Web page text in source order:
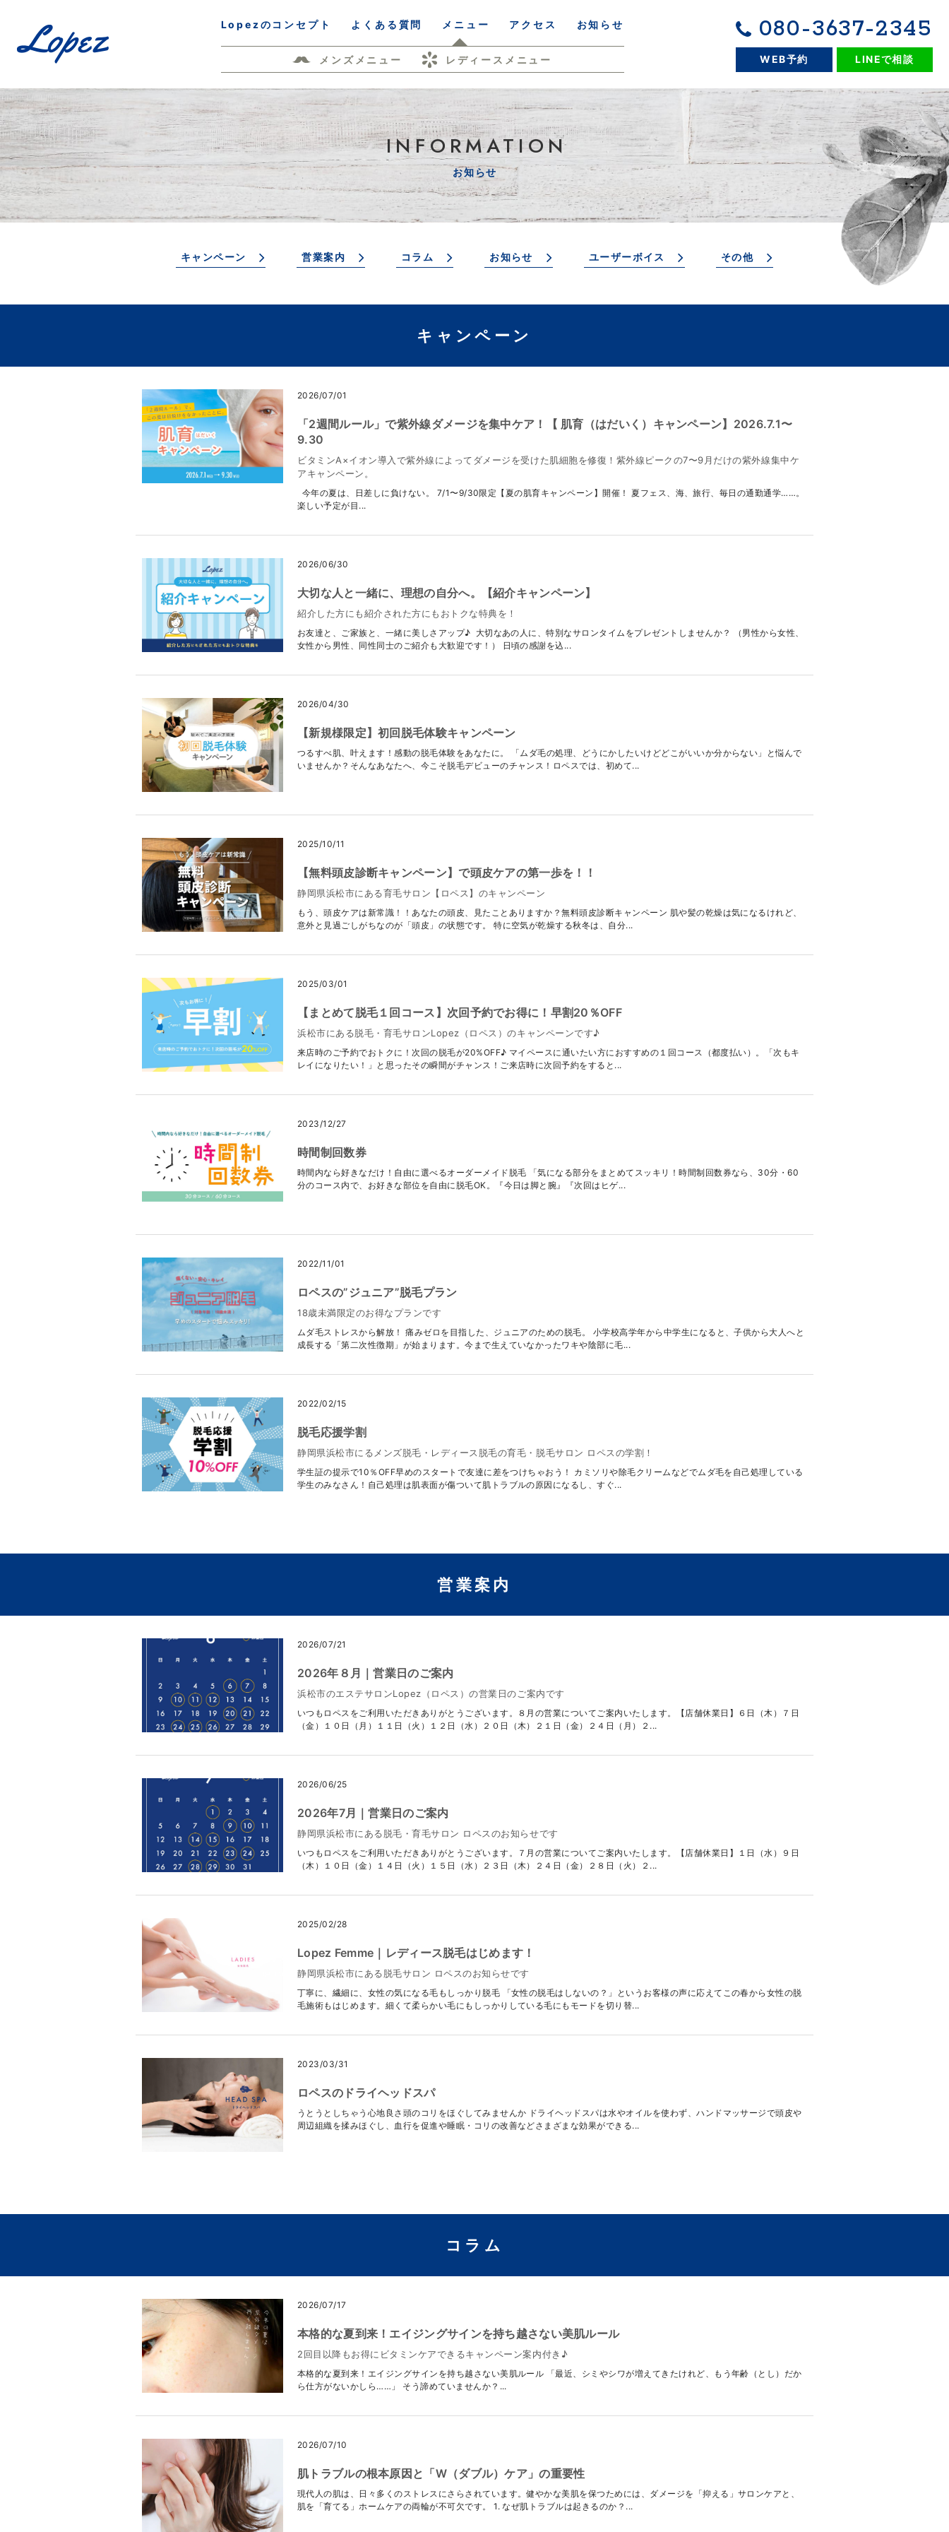
Lopezのコンセプト よくある質問 メニュー
メンズメニュー レディースメニュー
アクセス お知らせ 080-3637-2345
WEB予約 LINEで相談
INFORMATION
お知らせ
キャンペーン 営業案内 コラム お知らせ ユーザーボイス その他
キャンペーン
2026/07/01
「2週間ルール」で紫外線ダメージを集中ケア！【 肌育（はだいく）キャンペーン】2026.7.1〜
9.30
ビタミンA×イオン導入で紫外線によってダメージを受けた肌細胞を修復！紫外線ピークの7〜9月だけの紫外線集中ケ
アキャンペーン。
今年の夏は、日差しに負けない。 7/1〜9/30限定【夏の肌育キャンペーン】開催！ 夏フェス、海、旅行、毎日の通勤通学……。
楽しい予定が目...
2026/06/30
大切な人と一緒に、理想の自分へ。【紹介キャンペーン】
紹介した方にも紹介された方にもおトクな特典を！
お友達と、ご家族と、一緒に美しさアップ♪ 大切なあの人に、特別なサロンタイムをプレゼントしませんか？ （男性から女性、
女性から男性、同性同士のご紹介も大歓迎です！） 日頃の感謝を込...
2026/04/30
【新規様限定】初回脱毛体験キャンペーン
つるすべ肌、叶えます！感動の脱毛体験をあなたに。 「ムダ毛の処理、どうにかしたいけどどこがいいか分からない」と悩んで
いませんか？そんなあなたへ、今こそ脱毛デビューのチャンス！ロペスでは、初めて...
2025/10/11
【無料頭皮診断キャンペーン】で頭皮ケアの第一歩を！！
静岡県浜松市にある育毛サロン【ロペス】のキャンペーン
もう、頭皮ケアは新常識！！あなたの頭皮、見たことありますか？無料頭皮診断キャンペーン 肌や髪の乾燥は気になるけれど、
意外と見過ごしがちなのが「頭皮」の状態です。 特に空気が乾燥する秋冬は、自分...
2025/03/01
【まとめて脱毛１回コース】次回予約でお得に！早割20％OFF
浜松市にある脱毛・育毛サロンLopez（ロペス）のキャンペーンです♪
来店時のご予約でおトクに！次回の脱毛が20%OFF♪ マイペースに通いたい方におすすめの１回コース（都度払い）。「次もキ
レイになりたい！」と思ったその瞬間がチャンス！ご来店時に次回予約をすると...
2023/12/27
時間制回数券
時間内なら好きなだけ！自由に選べるオーダーメイド脱毛 「気になる部分をまとめてスッキリ！時間制回数券なら、30分・60
分のコース内で、お好きな部位を自由に脱毛OK。『今日は脚と腕』『次回はヒゲ...
2022/11/01
ロペスの”ジュニア”脱毛プラン
18歳未満限定のお得なプランです
ムダ毛ストレスから解放！ 痛みゼロを目指した、ジュニアのための脱毛。 小学校高学年から中学生になると、子供から大人へと
成長する「第二次性徴期」が始まります。今まで生えていなかったワキや陰部に毛...
2022/02/15
脱毛応援学割
静岡県浜松市にるメンズ脱毛・レディース脱毛の育毛・脱毛サロン ロペスの学割！
学生証の提示で10％OFF早めのスタートで友達に差をつけちゃおう！ カミソリや除毛クリームなどでムダ毛を自己処理している
学生のみなさん！自己処理は肌表面が傷ついて肌トラブルの原因になるし、すぐ...
営業案内
2026/07/21
2026年８月｜営業日のご案内
浜松市のエステサロンLopez（ロペス）の営業日のご案内です
いつもロペスをご利用いただきありがとうございます。８月の営業についてご案内いたします。【店舗休業日】６日（木）７日
（金）１０日（月）１１日（火）１２日（水）２０日（木）２１日（金）２４日（月）２...
2026/06/25
2026年7月｜営業日のご案内
静岡県浜松市にある脱毛・育毛サロン ロペスのお知らせです
いつもロペスをご利用いただきありがとうございます。７月の営業についてご案内いたします。【店舗休業日】１日（水）９日
（木）１０日（金）１４日（火）１５日（水）２３日（木）２４日（金）２８日（火）２...
2025/02/28
Lopez Femme｜レディース脱毛はじめます！
静岡県浜松市にある脱毛サロン ロペスのお知らせです
丁寧に、繊細に、女性の気になる毛もしっかり脱毛 「女性の脱毛はしないの？」というお客様の声に応えてこの春から女性の脱
毛施術もはじめます。細くて柔らかい毛にもしっかりしている毛にもモードを切り替...
2023/03/31
ロペスのドライヘッドスパ
うとうとしちゃう心地良さ頭のコリをほぐしてみませんか ドライヘッドスパは水やオイルを使わず、ハンドマッサージで頭皮や
周辺組織を揉みほぐし、血行を促進や睡眠・コリの改善などさまざまな効果ができる...
コラム
2026/07/17
本格的な夏到来！エイジングサインを持ち越さない美肌ルール
2回目以降もお得にビタミンケアできるキャンペーン案内付き♪
本格的な夏到来！エイジングサインを持ち越さない美肌ルール 「最近、シミやシワが増えてきたけれど、もう年齢（とし）だか
ら仕方がないかしら……」 そう諦めていませんか？...
2026/07/10
肌トラブルの根本原因と「W（ダブル）ケア」の重要性
現代人の肌は、日々多くのストレスにさらされています。健やかな美肌を保つためには、ダメージを「抑える」サロンケアと、
肌を「育てる」ホームケアの両輪が不可欠です。 1. なぜ肌トラブルは起きるのか？...